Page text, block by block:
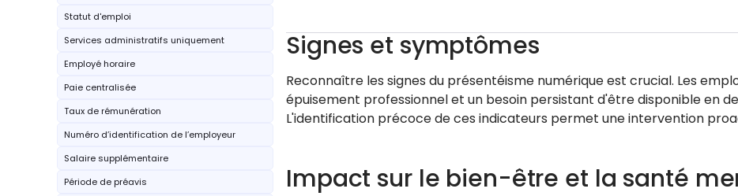
Statut d'emploi
Services administratifs uniquement
Employé horaire
Paie centralisée
Taux de rémunération
Numéro d’identification de l’employeur
Salaire supplémentaire
Période de préavis
Signes et symptômes
Reconnaître les signes du présentéisme numérique est crucial. Les
épuisement professionnel et un besoin persistant d'être disponible en
L'identification précoce de ces indicateurs permet une intervention
Impact sur le bien-être et la santé